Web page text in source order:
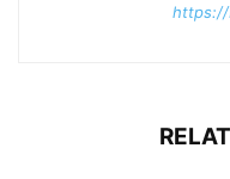
https://